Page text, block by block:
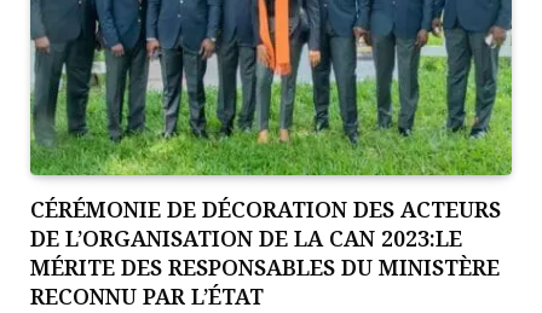
CÉRÉMONIE DE DÉCORATION DES ACTEURS
DE L’ORGANISATION DE LA CAN 2023:LE
MÉRITE DES RESPONSABLES DU MINISTÈRE
RECONNU PAR L’ÉTAT